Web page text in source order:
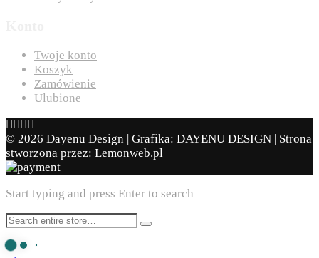
Twoje konto
Koszyk
Zamówienie
Ulubione
© 2026 Dayenu Design | Grafika: DAYENU DESIGN | Strona
stworzona przez: Lemonweb.pl
Start typing and press Enter to search